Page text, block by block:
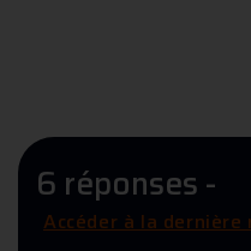
6 réponses -
Accéder à la dernière